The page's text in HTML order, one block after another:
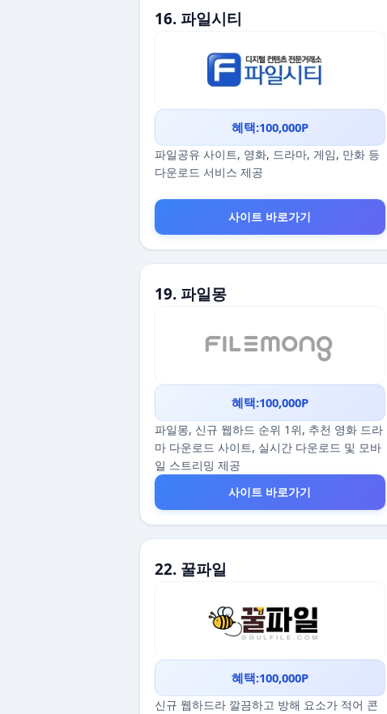
16. 파일시티
혜택:100,000P
파일공유 사이트, 영화, 드라마, 게임, 만화 등
다운로드 서비스 제공
사이트 바로가기
19. 파일몽
혜택:100,000P
파일몽, 신규 웹하드 순위 1위, 추천 영화 드라
마 다운로드 사이트, 실시간 다운로드 및 모바
일 스트리밍 제공
사이트 바로가기
22. 꿀파일
혜택:100,000P
신규 웹하드라 깔끔하고 방해 요소가 적어 콘